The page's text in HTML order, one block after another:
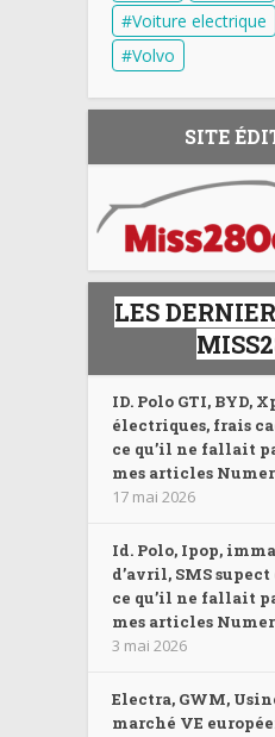
Voiture electrique
Volvo
SITE
LES
ID. Polo GTI, BYD,
électriques, frais
ce qu’il ne fallait
mes articles
17 mai 2026
Id. Polo, Ipop,
d’avril, SMS
ce qu’il ne fallait
mes articles
3 mai 2026
Electra, GWM,
marché VE